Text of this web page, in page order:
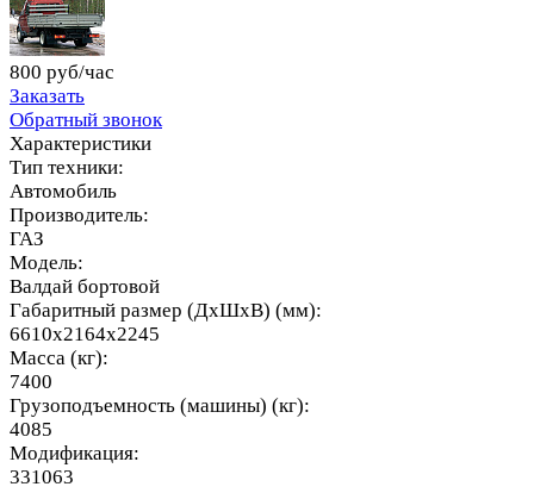
800 руб/час
Заказать
Обратный звонок
Характеристики
Тип техники:
Автомобиль
Производитель:
ГАЗ
Модель:
Валдай бортовой
Габаритный размер (ДхШхВ) (мм):
6610x2164x2245
Масса (кг):
7400
Грузоподъемность (машины) (кг):
4085
Модификация:
331063